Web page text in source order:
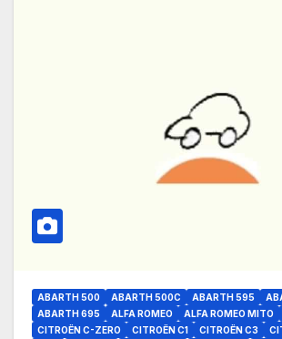
ABARTH 500 ABARTH 500C ABARTH 595
ABARTH 695
ALFA ROMEO ALFA ROMEO MITO
CITROËN C-ZERO
CITROËN C1 CITROËN C3